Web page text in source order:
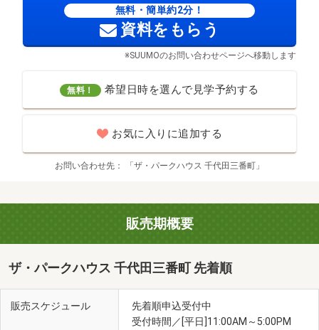
無料・簡単約2分！
資料をもらう
※SUUMOのお問い合わせページへ移動します
無料！ 希望日時を選んで見学予約する
お気に入りに追加する
お問い合わせ先 「ザ・パークハウス 千代田三番町」
販売期概要
ザ・パークハウス 千代田三番町 先着順
販売スケジュール
先着順申込受付中
受付時間／[平日]11:00AM～5:00PM